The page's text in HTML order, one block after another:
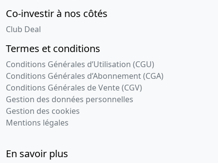
Co-investir à nos côtés
Club Deal
Termes et conditions
Conditions Générales d’Utilisation (CGU)
Conditions Générales d’Abonnement (CGA)
Conditions Générales de Vente (CGV)
Gestion des données personnelles
Gestion des cookies
Mentions légales
En savoir plus